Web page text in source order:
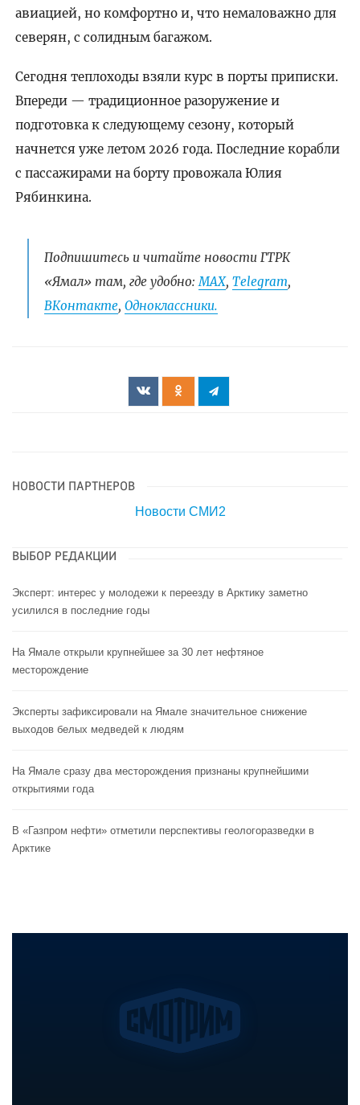
авиацией, но комфортно и, что немаловажно для
северян, с солидным багажом.
Сегодня теплоходы взяли курс в порты приписки.
Впереди — традиционное разоружение и
подготовка к следующему сезону, который
начнется уже летом 2026 года. Последние корабли
с пассажирами на борту провожала Юлия
Рябинкина.
Подпишитесь и читайте новости ГТРК
«Ямал» там, где удобно:МАХ, Telegram,
ВКонтакте, Одноклассники.
НОВОСТИ ПАРТНЕРОВ
Новости СМИ2
ВЫБОР РЕДАКЦИИ
Эксперт: интерес у молодежи к переезду в Арктику заметно
усилился в последние годы
На Ямале открыли крупнейшее за 30 лет нефтяное
месторождение
Эксперты зафиксировали на Ямале значительное снижение
выходов белых медведей к людям
На Ямале сразу два месторождения признаны крупнейшими
открытиями года
В «Газпром нефти» отметили перспективы геологоразведки в
Арктике